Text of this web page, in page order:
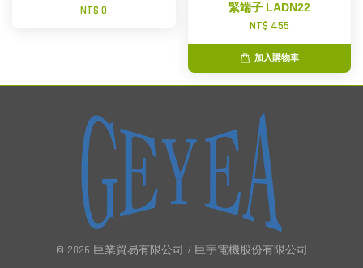
NT$ 0
緊端子 LADN22
NT$ 455
加入購物車
© 2026 巨業貿易有限公司 / 巨宇電機股份有限公司